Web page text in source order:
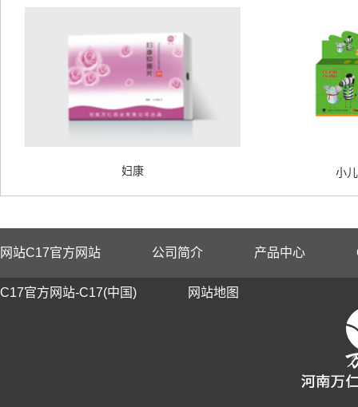
妇康 小
网站C17官方网站 公司简介 产品中心
C17官方网站-C17(中国) 网站地图